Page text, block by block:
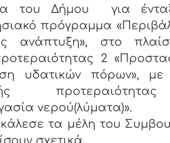
του Δήμου για
πρόγραμμα
ανάπτυξη», στο
2
υδατικών πόρων», με
νερού(λύματα)».
κάλεσε τα μέλη του
σχετικά.